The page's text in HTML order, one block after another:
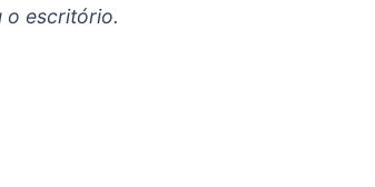
o escritório.